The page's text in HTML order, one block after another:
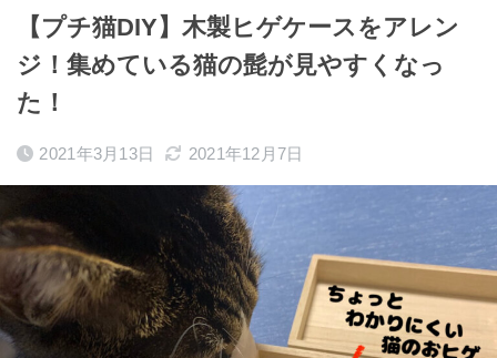
【プチ猫DIY】木製ヒゲケースをアレン
ジ！集めている猫の髭が見やすくなっ
た！
2021年3月13日 2021年12月7日